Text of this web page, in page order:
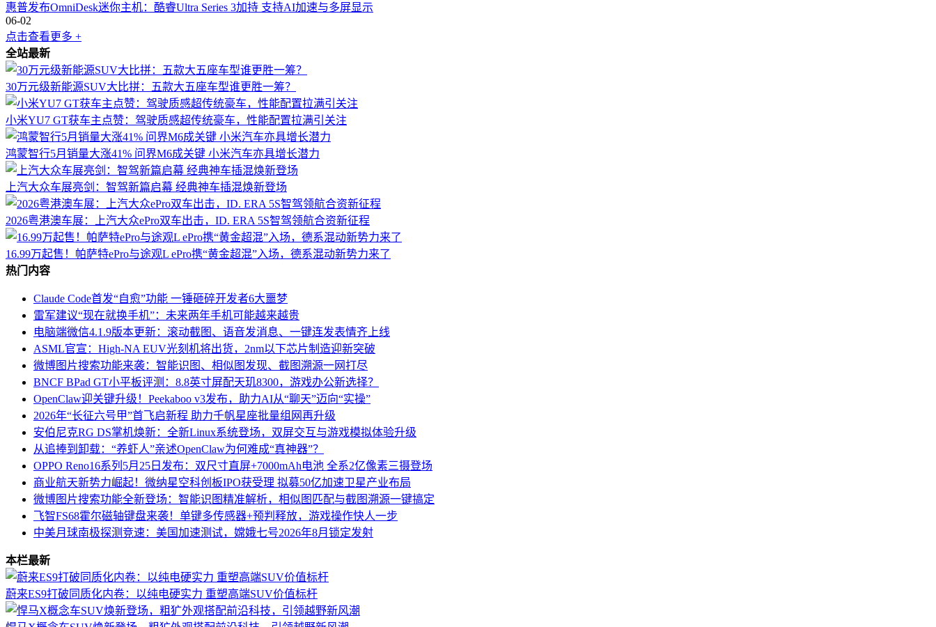
惠普发布OmniDesk迷你主机：酷睿Ultra Series 3加持 支持AI加速与多屏显示
06-02
点击查看更多 +
全站最新
30万元级新能源SUV大比拼：五款大五座车型谁更胜一筹？
小米YU7 GT获车主点赞：驾驶质感超传统豪车，性能配置拉满引关注
鸿蒙智行5月销量大涨41% 问界M6成关键 小米汽车亦具增长潜力
上汽大众车展亮剑：智驾新篇启幕 经典神车插混焕新登场
2026粤港澳车展：上汽大众ePro双车出击，ID. ERA 5S智驾领航合资新征程
16.99万起售！帕萨特ePro与途观L ePro携“黄金超混”入场，德系混动新势力来了
热门内容
Claude Code首发“自愈”功能 一锤砸碎开发者6大噩梦
雷军建议“现在就换手机”：未来两年手机可能越来越贵
电脑端微信4.1.9版本更新：滚动截图、语音发消息、一键连发表情齐上线
ASML官宣：High-NA EUV光刻机将出货，2nm以下芯片制造迎新突破
微博图片搜索功能来袭：智能识图、相似图发现、截图溯源一网打尽
BNCF BPad GT小平板评测：8.8英寸屏配天玑8300，游戏办公新选择？
OpenClaw迎关键升级！Peekaboo v3发布，助力AI从“聊天”迈向“实操”
2026年“长征六号甲”首飞启新程 助力千帆星座批量组网再升级
安伯尼克RG DS掌机焕新：全新Linux系统登场，双屏交互与游戏模拟体验升级
从追捧到卸载：“养虾人”亲述OpenClaw为何难成“真神器”？
OPPO Reno16系列5月25日发布：双尺寸直屏+7000mAh电池 全系2亿像素三摄登场
商业航天新势力崛起！微纳星空科创板IPO获受理 拟募50亿加速卫星产业布局
微博图片搜索功能全新登场：智能识图精准解析，相似图匹配与截图溯源一键搞定
飞智FS68霍尔磁轴键盘来袭！单键多传感器+预判释放，游戏操作快人一步
中美月球南极探测竞速：美国加速测试，嫦娥七号2026年8月锁定发射
本栏最新
蔚来ES9打破同质化内卷：以纯电硬实力 重塑高端SUV价值标杆